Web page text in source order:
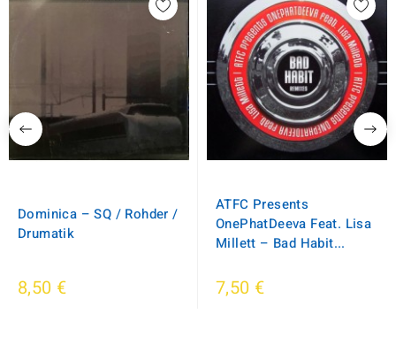
Dominica ‎– SQ / Rohder /
Drumatik
8,50 €
ATFC Presents
OnePhatDeeva Feat. Lisa
Millett ‎– Bad Habit...
7,50 €